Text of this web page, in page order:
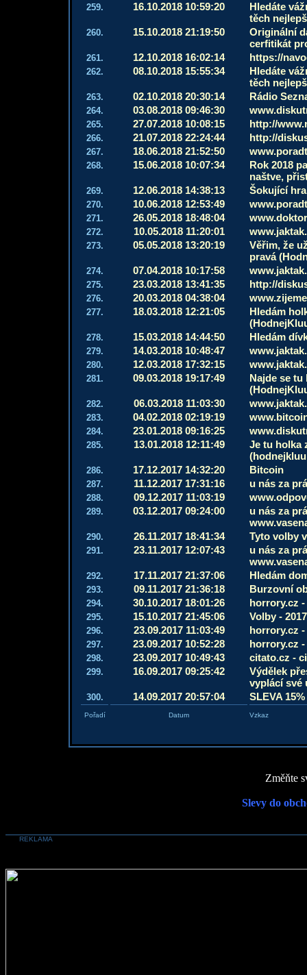
259. 16.10.2018 10:59:20
Hledáte
těch
260. 15.10.2018 21:19:50
Originální
cerfitikát
261. 12.10.2018 16:02:14 https://
262. 08.10.2018 15:55:34
Hledáte
těch
263. 02.10.2018 20:30:14 Rádio
264. 03.08.2018 09:46:30
265. 27.07.2018 10:08:15 http://
266. 21.07.2018 22:24:44 http://
267. 18.06.2018 21:52:50
268. 15.06.2018 10:07:34
Rok 2018
naštve,
269. 12.06.2018 14:38:13 Šokující
270. 10.06.2018 12:53:49
271. 26.05.2018 18:48:04
272. 10.05.2018 11:20:01
273. 05.05.2018 13:20:19
Věřim, že
pravá
274. 07.04.2018 10:17:58
275. 23.03.2018 13:41:35 http://
276. 20.03.2018 04:38:04
277. 18.03.2018 12:21:05
Hledám
278. 15.03.2018 14:44:50 Hledám
279. 14.03.2018 10:48:47
280. 12.03.2018 17:32:15
281. 09.03.2018 19:17:49
Najde se
282. 06.03.2018 11:03:30
283. 04.02.2018 02:19:19
284. 23.01.2018 09:16:25
285. 13.01.2018 12:11:49
Je tu holka
286. 17.12.2017 14:32:20 Bitcoin
287. 11.12.2017 17:31:16 u nás za
288. 09.12.2017 11:03:19
289. 03.12.2017 09:24:00
u nás za
290. 26.11.2017 18:41:34 Tyto volby
291. 23.11.2017 12:07:43
u nás za
292. 17.11.2017 21:37:06 Hledám
293. 09.11.2017 21:36:18 Burzovní
294. 30.10.2017 18:01:26 horrory.cz
295. 15.10.2017 21:45:06 Volby -
296. 23.09.2017 11:03:49 horrory.cz
297. 23.09.2017 10:52:28 horrory.cz
298. 23.09.2017 10:49:43 citato.cz -
299. 16.09.2017 09:25:42
Výdělek
vyplácí své
300. 14.09.2017 20:57:04 SLEVA
Pořadí Datum Vzkaz
Změňte
Slevy do
REKLAMA